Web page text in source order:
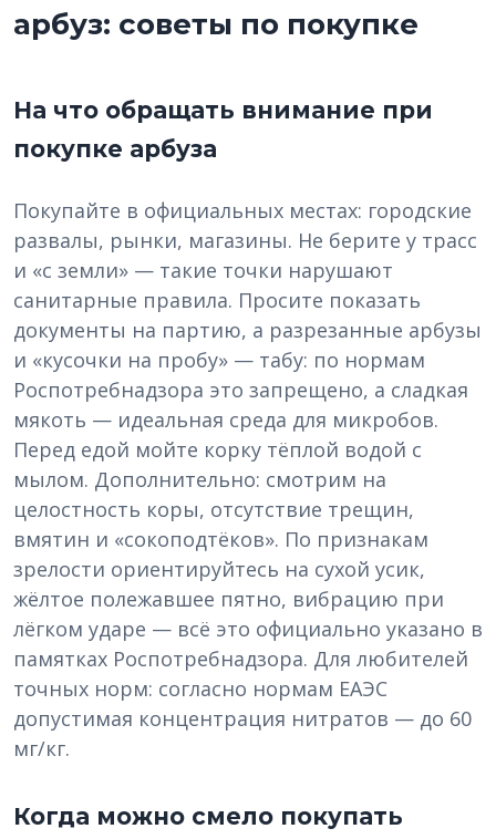
арбуз: советы по покупке
На что обращать внимание при
покупке арбуза
Покупайте в официальных местах: городские
развалы, рынки, магазины. Не берите у трасс
и «с земли» — такие точки нарушают
санитарные правила. Просите показать
документы на партию, а разрезанные арбузы
и «кусочки на пробу» — табу: по нормам
Роспотребнадзора это запрещено, а сладкая
мякоть — идеальная среда для микробов.
Перед едой мойте корку тёплой водой с
мылом. Дополнительно: смотрим на
целостность коры, отсутствие трещин,
вмятин и «сокоподтёков». По признакам
зрелости ориентируйтесь на сухой усик,
жёлтое полежавшее пятно, вибрацию при
лёгком ударе — всё это официально указано в
памятках Роспотребнадзора. Для любителей
точных норм: согласно нормам ЕАЭС
допустимая концентрация нитратов — до 60
мг/кг.
Когда можно смело покупать